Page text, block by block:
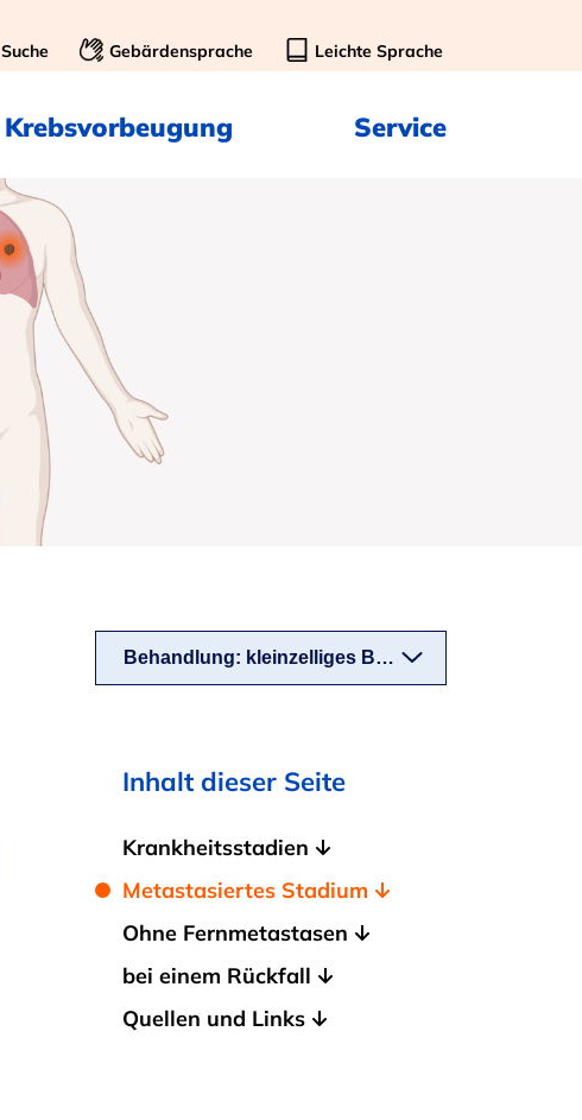
Suche Gebärdensprache Leichte Sprache
Krebsvorbeugung Service
Behandlung: kleinzelliges Bronchialkarzinom
Inhalt dieser Seite
Krankheitsstadien
Metastasiertes Stadium
Ohne Fernmetastasen
bei einem Rückfall
Quellen und Links